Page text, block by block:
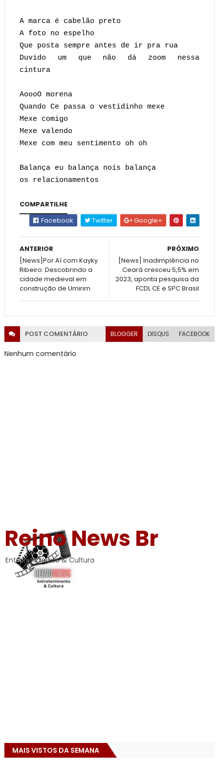
A marca é cabelão preto
A foto no espelho
Que posta sempre antes de ir pra rua
Duvido um que não dá zoom nessa
cintura
AoooO morena
Quando Ce passa o vestidinho mexe
Mexe comigo
Mexe valendo
Mexe com meu sentimento oh oh
Balança eu balança nois balança
os relacionamentos
COMPARTILHE
Facebook
Twitter Google+
PRÓXIMO
[News] Inadimplência no
Ceará cresceu 5,5% em
2023, aponta pesquisa da
FCDL CE e SPC Brasil
ANTERIOR
[News]Por Aí com Kayky
Ribeiro: Descobrindo a
cidade medieval em
construção de Umirim
POST COMENTÁRIO BLOGGER DISQUS FACEBOOK
Nenhum comentário
Reino News Br
Entretenimento & Cultura
MAIS VISTOS DA SEMANA